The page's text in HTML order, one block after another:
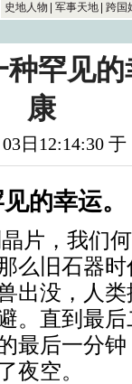
史地人物
军事天地 跨国
罕见
康
03日12:14:30
的幸运
片，我们
么旧石器
出没，人
。直到最
最后一分
夜空。